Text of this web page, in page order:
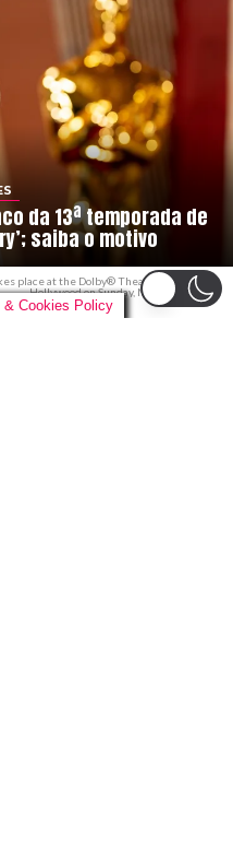
da 13ª temporada de
saiba o motivo
place at the Dolby® Theatre at Ovation
Hollywood on Sunday, March 2, 2025.
& Cookies Policy